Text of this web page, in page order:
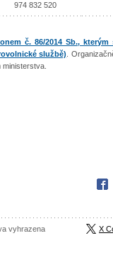
974 832 520
č. 86/2014 Sb.,
službě)
.
vyhrazena X